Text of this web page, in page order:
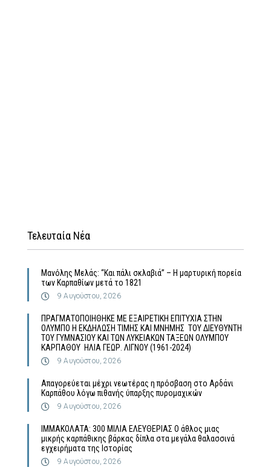
Τελευταία Νέα
Μανόλης Μελάς: “Και πάλι σκλαβιά” – Η μαρτυρική πορεία
των Καρπαθίων μετά το 1821
9 Αυγούστου, 2026
ΠΡΑΓΜΑΤΟΠΟΙΗΘΗΚΕ ΜΕ ΕΞΑΙΡΕΤΙΚΗ ΕΠΙΤΥΧΙΑ ΣΤΗΝ
ΟΛΥΜΠΟ Η ΕΚΔΗΛΩΣΗ ΤΙΜΗΣ ΚΑΙ ΜΝΗΜΗΣ ΤΟΥ ΔΙΕΥΘΥΝΤΗ
ΤΟΥ ΓΥΜΝΑΣΙΟΥ ΚΑΙ ΤΩΝ ΛΥΚΕΙΑΚΩΝ ΤΑΞΕΩΝ ΟΛΥΜΠΟΥ
ΚΑΡΠΑΘΟΥ ΗΛΙΑ ΓΕΩΡ. ΛΙΓΝΟΥ (1961-2024)
9 Αυγούστου, 2026
Απαγορεύεται μέχρι νεωτέρας η πρόσβαση στο Αρδάνι
Καρπάθου λόγω πιθανής ύπαρξης πυρομαχικών
9 Αυγούστου, 2026
ΙΜΜΑΚΟΛΑΤΑ: 300 ΜΙΛΙΑ ΕΛΕΥΘΕΡΙΑΣ Ο άθλος μιας
μικρής καρπάθικης βάρκας δίπλα στα μεγάλα θαλασσινά
εγχειρήματα της Ιστορίας
9 Αυγούστου, 2026